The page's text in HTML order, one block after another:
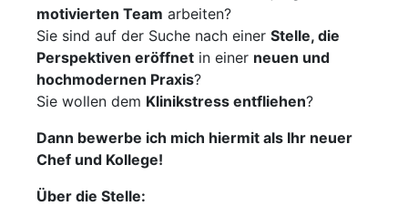
motivierten Team arbeiten?
Sie sind auf der Suche nach einer Stelle, die
Perspektiven eröffnet in einer neuen und
hochmodernen Praxis?
Sie wollen dem Klinikstress entfliehen?
Dann bewerbe ich mich hiermit als Ihr neuer
Chef und Kollege!
Über die Stelle: